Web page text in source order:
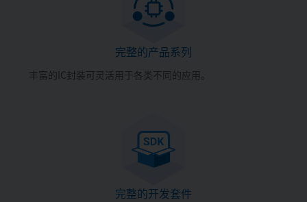
完整的产品系列
丰富的IC封装可灵活用于各类不同的应用。
完整的开发套件